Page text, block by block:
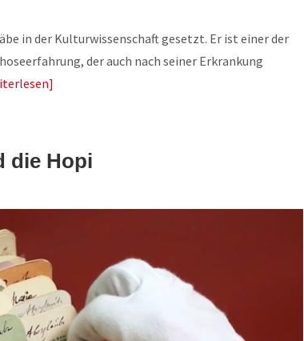
in der Kulturwissenschaft gesetzt. Er ist einer der
der auch nach seiner Erkrankung
die Hopi